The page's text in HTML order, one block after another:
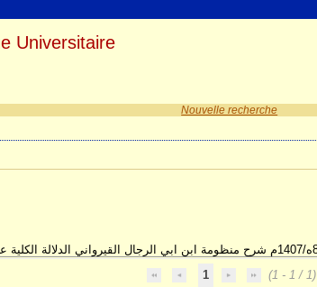
Nouvelle recherche
1
(1 - 1 / 1)
Universitaire